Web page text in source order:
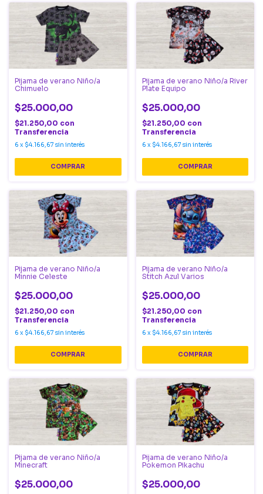
Pijama de verano Niño/a
Chimuelo
$25.000,00
$21.250,00 con
Transferencia
6 x $4.166,67 sin interés
COMPRAR
Pijama de verano Niño/a River
Plate Equipo
$25.000,00
$21.250,00 con
Transferencia
6 x $4.166,67 sin interés
COMPRAR
Pijama de verano Niño/a
Minnie Celeste
$25.000,00
$21.250,00 con
Transferencia
6 x $4.166,67 sin interés
COMPRAR
Pijama de verano Niño/a
Stitch Azul Varios
$25.000,00
$21.250,00 con
Transferencia
6 x $4.166,67 sin interés
COMPRAR
Pijama de verano Niño/a
Minecraft
$25.000,00
Pijama de verano Niño/a
Pokemon Pikachu
$25.000,00